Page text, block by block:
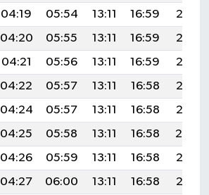
04:19 05:54 13:11 16:59
20:18
04:20 05:55 13:11 16:59
20:17
04:21 05:56 13:11 16:59
20:16
04:22 05:57 13:11 16:58
20:15
04:24 05:57 13:11 16:58
20:15
04:25 05:58 13:11 16:58
20:14
04:26 05:59 13:11 16:58
20:13
04:27 06:00 13:11 16:58
20:12